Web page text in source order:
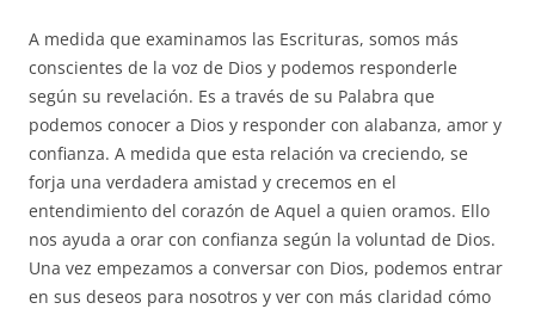
A medida que examinamos las Escrituras, somos más
conscientes de la voz de Dios y podemos responderle
según su revelación. Es a través de su Palabra que
podemos conocer a Dios y responder con alabanza, amor y
confianza. A medida que esta relación va creciendo, se
forja una verdadera amistad y crecemos en el
entendimiento del corazón de Aquel a quien oramos. Ello
nos ayuda a orar con confianza según la voluntad de Dios.
Una vez empezamos a conversar con Dios, podemos entrar
en sus deseos para nosotros y ver con más claridad cómo